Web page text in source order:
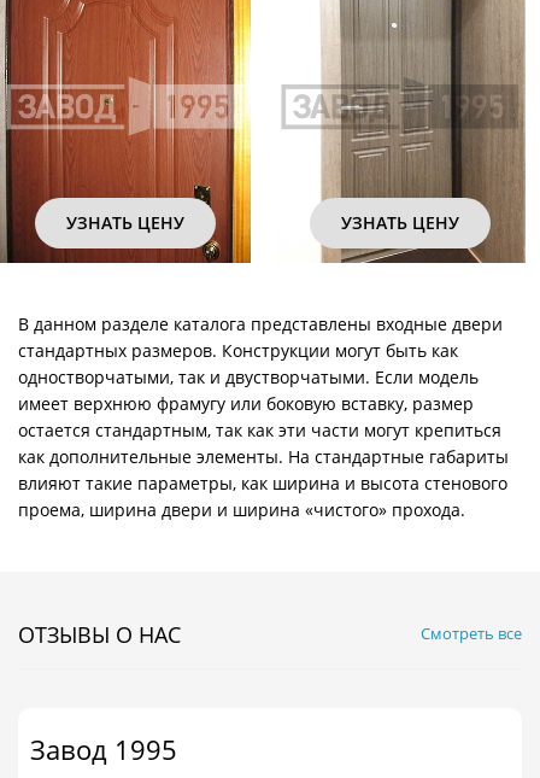
УЗНАТЬ ЦЕНУ УЗНАТЬ ЦЕНУ
В данном разделе каталога представлены входные двери
стандартных размеров. Конструкции могут быть как
одностворчатыми, так и двустворчатыми. Если модель
имеет верхнюю фрамугу или боковую вставку, размер
остается стандартным, так как эти части могут крепиться
как дополнительные элементы. На стандартные габариты
влияют такие параметры, как ширина и высота стенового
проема, ширина двери и ширина «чистого» прохода.
ОТЗЫВЫ О НАС Смотреть все
Завод 1995